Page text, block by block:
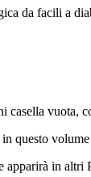
da facili a
vuota,
volume
apparirà in altri